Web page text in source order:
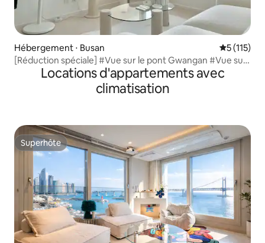
Hébergement ⋅ Busan Évaluation
5 (115)
[Réduction spéciale] #Vue sur le pont Gwangan #Vue sur
l'océan #Spectacle de drones #Terrasse sur le toit #À 1
seconde de la plage #Restaurant de Gwangan-ri
#Hébergement blanc
Locations d'appartements avec
climatisation
Superhôte
Superhôte